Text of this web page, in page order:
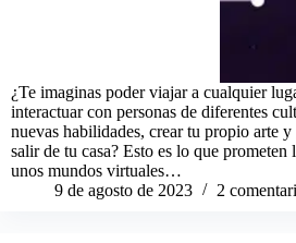
¿Te imaginas poder viajar a cualquier
interactuar con personas de diferentes
nuevas habilidades, crear tu propio arte
salir de tu casa? Esto es lo que prometen
unos mundos virtuales…
9 de agosto de 2023
2